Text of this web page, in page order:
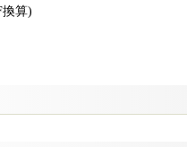
換算)